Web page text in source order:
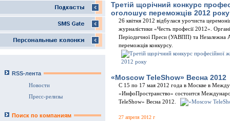
RSS-лента
Новости
Пресс-релизы
Поиск по компаниям
Третій щорічний конкурс
оголошує переможців 2012 року
26 квітня 2012 відбулася урочиста
журналістики «Честь професії 2012».
Періодичної Преси (УАВПП) та Незалежна
переможців конкурсу.
«Moscow TeleShow» Весна 2012
С 15 по 17 мая 2012 года в Москве в
«ИнфоПространство» состоится
TeleShow» Весна 2012.
27 апреля 2012 г